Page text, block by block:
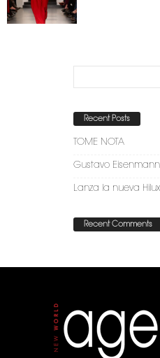
Recent Posts
TOME NOTA
Gustavo
Lanza la nueva
Recent Comments